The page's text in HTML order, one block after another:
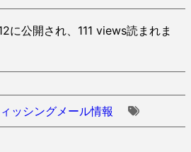
に公開され、111 views読まれま
ッシングメール情報